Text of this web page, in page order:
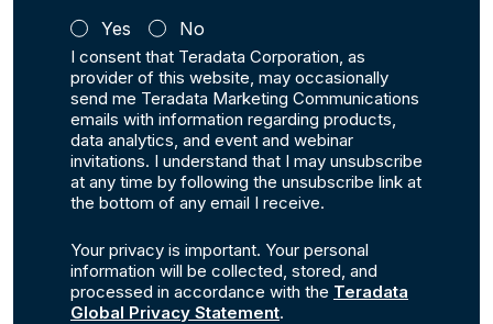
Yes No
I consent that Teradata Corporation, as
provider of this website, may occasionally
send me Teradata Marketing Communications
emails with information regarding products,
data analytics, and event and webinar
invitations. I understand that I may unsubscribe
at any time by following the unsubscribe link at
the bottom of any email I receive.
Your privacy is important. Your personal
information will be collected, stored, and
processed in accordance with the Teradata
Global Privacy Statement.